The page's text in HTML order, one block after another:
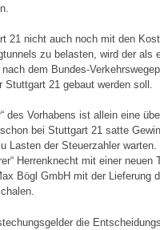
21 nicht auch noch mit den
zu belasten, wird der als
nach dem Bundes-
Stuttgart 21 gebaut werden soll.
des Vorhabens ist allein eine
bei Stuttgart 21 satte
Lasten der Steuerzahler
Herrenknecht mit einer neuen
Bögl GmbH mit der Lieferung
die